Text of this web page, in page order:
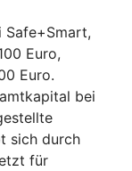
Safe+Smart,
Euro,
Euro.
bei
sich durch
für